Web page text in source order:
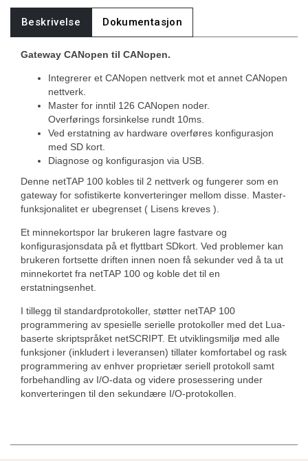
Beskrivelse Dokumentasjon
Gateway CANopen til CANopen.
Integrerer et CANopen nettverk mot et annet CANopen
nettverk.
Master for inntil 126 CANopen noder.
Overførings forsinkelse rundt 10ms.
Ved erstatning av hardware overføres konfigurasjon
med SD kort.
Diagnose og konfigurasjon via USB.
Denne netTAP 100 kobles til 2 nettverk og fungerer som en
gateway for sofistikerte konverteringer mellom disse. Master-
funksjonalitet er ubegrenset ( Lisens kreves ).
Et minnekortspor lar brukeren lagre fastvare og
konfigurasjonsdata på et flyttbart SDkort. Ved problemer kan
brukeren fortsette driften innen noen få sekunder ved å ta ut
minnekortet fra netTAP 100 og koble det til en
erstatningsenhet.
I tillegg til standardprotokoller, støtter netTAP 100
programmering av spesielle serielle protokoller med det Lua-
baserte skriptspråket netSCRIPT. Et utviklingsmiljø med alle
funksjoner (inkludert i leveransen) tillater komfortabel og rask
programmering av enhver proprietær seriell protokoll samt
forbehandling av I/O-data og videre prosessering under
konverteringen til den sekundære I/O-protokollen.